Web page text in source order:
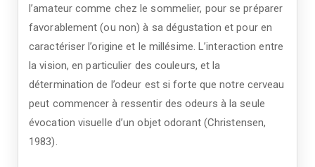
l’amateur comme chez le sommelier, pour se préparer
favorablement (ou non) à sa dégustation et pour en
caractériser l’origine et le millésime. L’interaction entre
la vision, en particulier des couleurs, et la
détermination de l’odeur est si forte que notre cerveau
peut commencer à ressentir des odeurs à la seule
évocation visuelle d’un objet odorant (Christensen,
1983).